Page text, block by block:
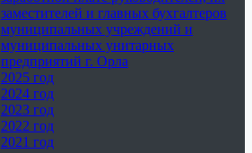
заместителей и главных бухгалтеров
муниципальных учреждений и
муниципальных унитарных
предприятий г. Орла
2025 год
2024 год
2023 год
2022 год
2021 год